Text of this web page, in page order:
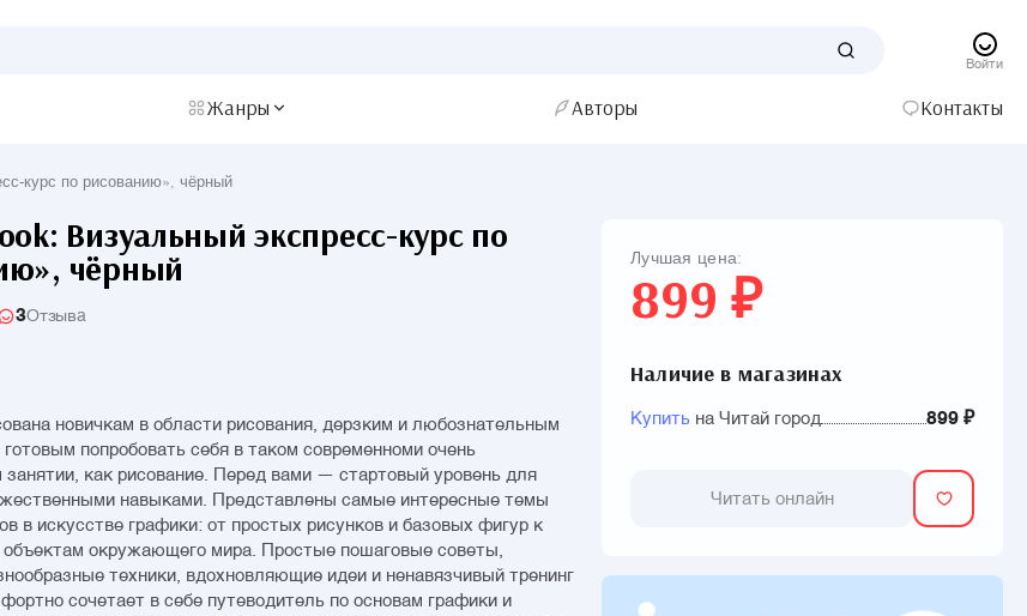
Войти
Жанры Авторы Контакты
курс по рисованию», чёрный
Визуальный экспресс-курс по
чёрный
3Отзыва
новичкам в области рисования, дерзким и любознательным
попробовать себя в таком современноми очень
занятии, как рисование. Перед вами — стартовый уровень для
навыками. Представлены самые интересные темы
в искусстве графики: от простых рисунков и базовых фигур к
окружающего мира. Простые пошаговые советы,
техники, вдохновляющие идеи и ненавязчивый тренинг
сочетает в себе путеводитель по основам графики и
Лучшая цена:
899 ₽
Наличие в магазинах
Купить на Читай город 899 ₽
Читать онлайн